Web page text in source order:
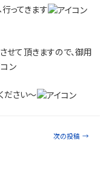
ってきます
せて頂きますので、御用
ださい～
次の投稿 →